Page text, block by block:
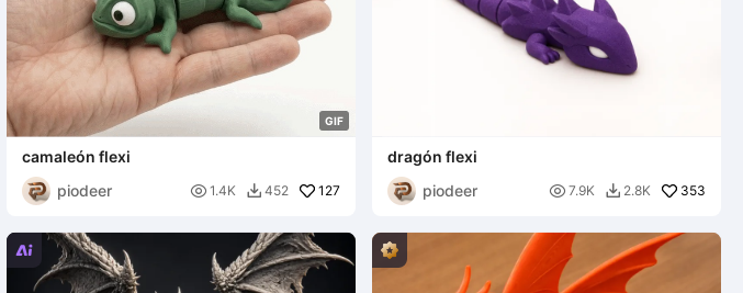
GIF
camaleón flexi
piodeer
 1.4K  452 127
dragón flexi
piodeer
 7.9K  2.8K 353
